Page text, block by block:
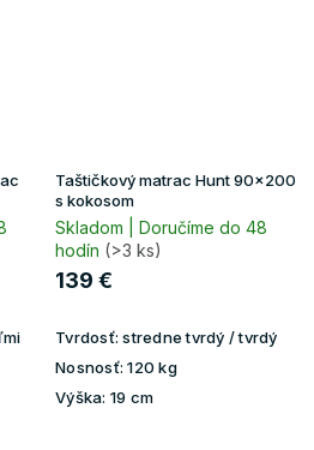
Taštičkový matrac Hunt 90x200
s kokosom
Skladom | Doručíme do 48
hodín (>3 ks)
139 €
Tvrdosť: stredne tvrdý / tvrdý
Nosnosť: 120 kg
Výška: 19 cm